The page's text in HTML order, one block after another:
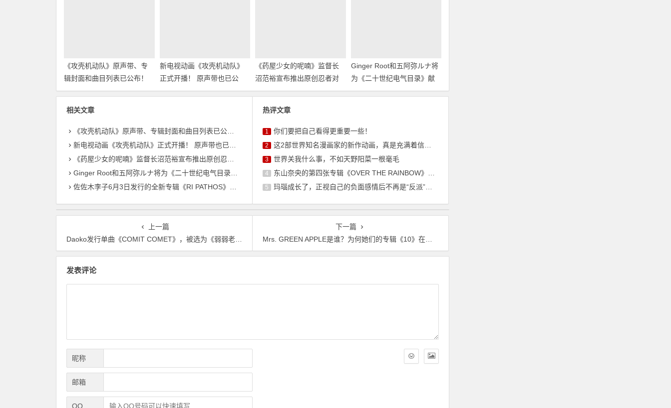
《攻壳机动队》原声带、专
辑封面和曲目列表已公布！
新电视动画《攻壳机动队》
正式开播！ 原声带也已公
布！
《药屋少女的呢喃》监督长
沼范裕宣布推出原创忍者对
战恐龙动画！
Ginger Root和五阿弥ルナ将
为《二十世纪电气目录》献
唱主题曲
相关文章
《攻壳机动队》原声带、专辑封面和曲目列表已公布！
新电视动画《攻壳机动队》正式开播！ 原声带也已公布！
《药屋少女的呢喃》监督长沼范裕宣布推出原创忍者对战恐龙动画！
Ginger Root和五阿弥ルナ将为《二十世纪电气目录》献唱主题曲
佐佐木李子6月3日发行的全新专辑《RI PATHOS》中 主打曲《桃李成蹊》的音乐视频已公开
热评文章
1 你们要把自己看得更重要一些！
2 这2部世界知名漫画家的新作动画，真是充满着信任感呢
3 世界关我什么事，不如天野阳菜一根毫毛
4 东山奈央的第四张专辑《OVER THE RAINBOW》将于10月7日发售
5 玛瑙成长了，正视自己的负面感情后不再是“反派”角色了
上一篇
Daoko发行单曲《COMIT COMET》，被选为《弱弱老师》片头曲
下一篇
Mrs. GREEN APPLE是谁？为何她们的专辑《10》在全球引起轰动？
发表评论
昵称
邮箱
QQ